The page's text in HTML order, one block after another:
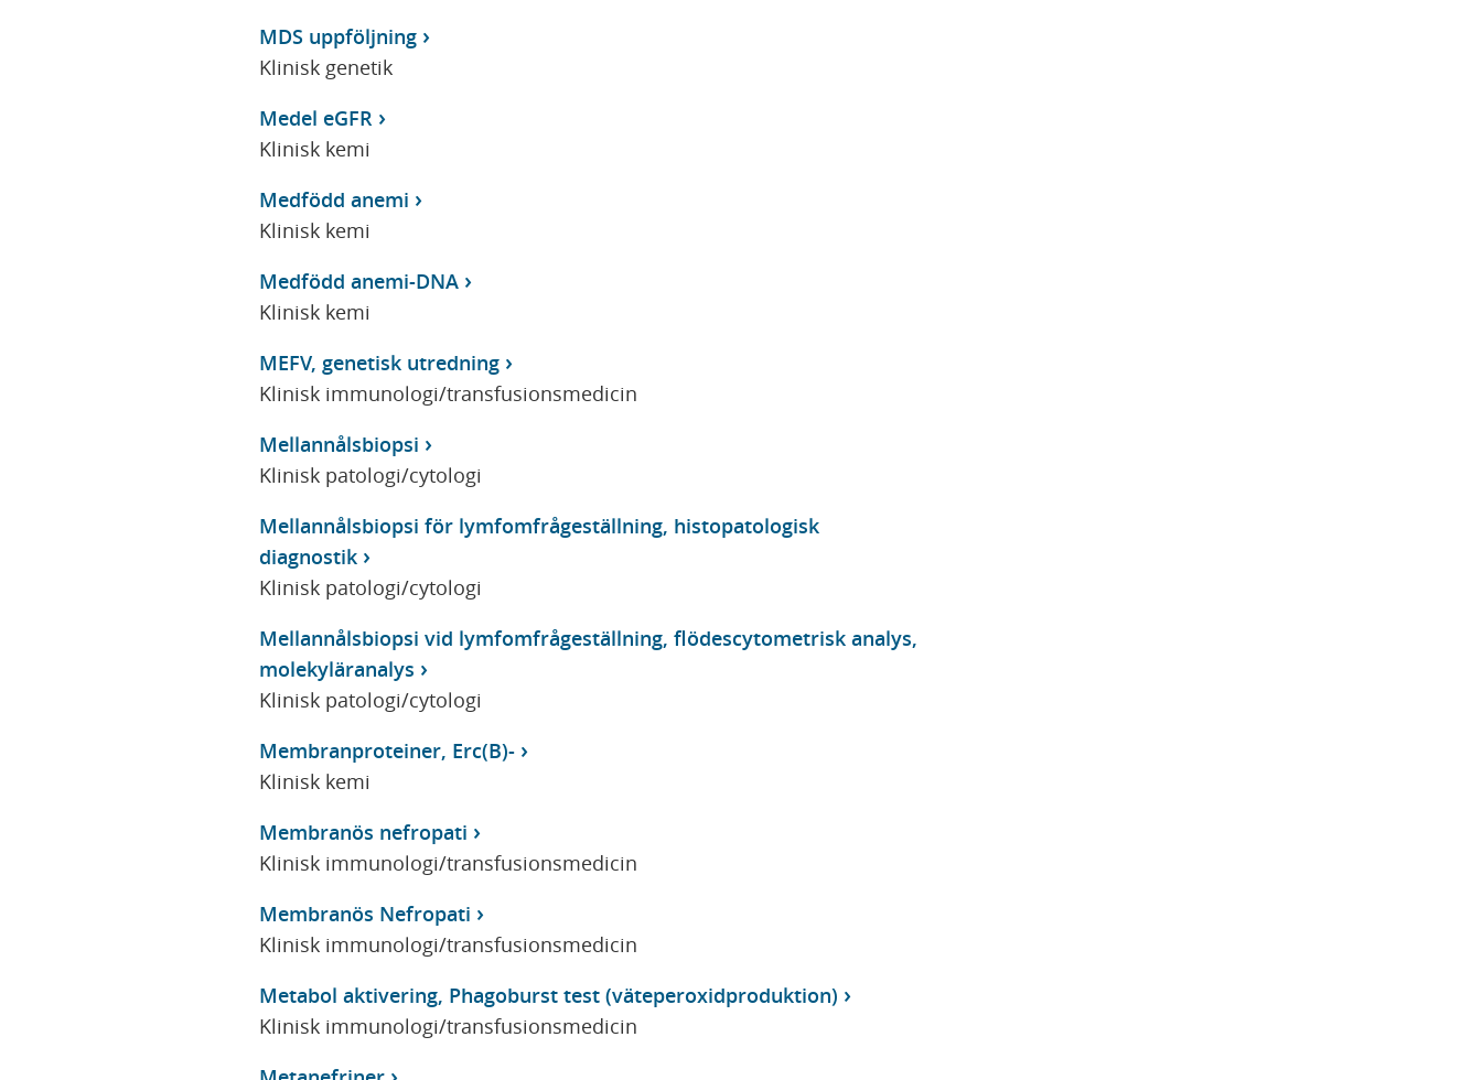
MDS uppföljning
Klinisk genetik
Medel eGFR
Klinisk kemi
Medfödd anemi
Klinisk kemi
Medfödd anemi-DNA
Klinisk kemi
MEFV, genetisk utredning
Klinisk immunologi/transfusionsmedicin
Mellannålsbiopsi
Klinisk patologi/cytologi
Mellannålsbiopsi för lymfomfrågeställning, histopatologisk
diagnostik
Klinisk patologi/cytologi
Mellannålsbiopsi vid lymfomfrågeställning, flödescytometrisk analys,
molekyläranalys
Klinisk patologi/cytologi
Membranproteiner, Erc(B)-
Klinisk kemi
Membranös nefropati
Klinisk immunologi/transfusionsmedicin
Membranös Nefropati
Klinisk immunologi/transfusionsmedicin
Metabol aktivering, Phagoburst test (väteperoxidproduktion)
Klinisk immunologi/transfusionsmedicin